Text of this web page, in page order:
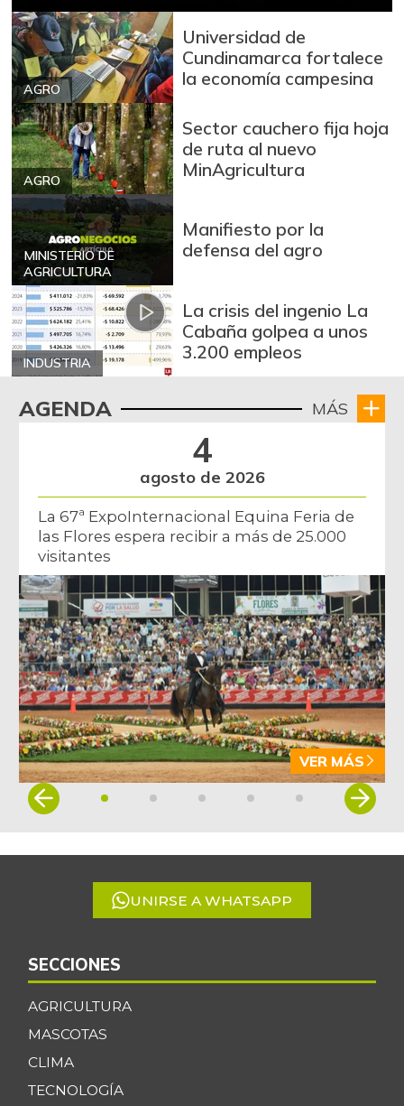
AGRO
Universidad de
Cundinamarca fortalece
la economía campesina
AGRO
Sector cauchero fija hoja
de ruta al nuevo
MinAgricultura
MINISTERIO DE
AGRICULTURA
Manifiesto por la
defensa del agro
INDUSTRIA
La crisis del ingenio La
Cabaña golpea a unos
3.200 empleos
AGENDA MÁS
4
agosto de 2026
La 67ª ExpoInternacional Equina Feria de
las Flores espera recibir a más de 25.000
visitantes
VER MÁS
Item
5
UNIRSE A WHATSAPP
SECCIONES
AGRICULTURA
MASCOTAS
CLIMA
TECNOLOGÍA